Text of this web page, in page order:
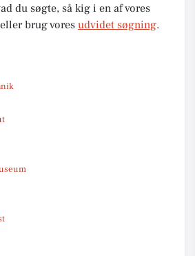
du søgte, så kig i en af vores
brug vores udvidet søgning.